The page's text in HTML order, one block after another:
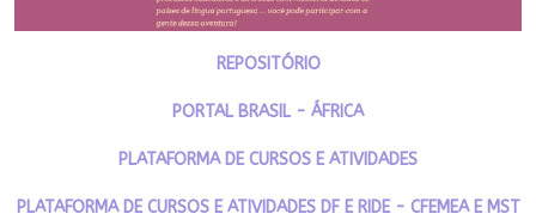
REPOSITÓRIO
PORTAL BRASIL - ÁFRICA
PLATAFORMA DE CURSOS E ATIVIDADES
PLATAFORMA DE CURSOS E ATIVIDADES DF E RIDE - CFEMEA E MST